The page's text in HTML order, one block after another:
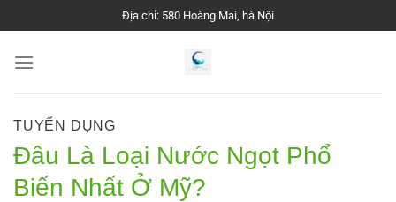
đến
nội
Địa chỉ: 580 Hoàng Mai, hà Nội
TUYỂN DỤNG
Đâu Là Loại Nước Ngọt Phổ
Biến Nhất Ở Mỹ?